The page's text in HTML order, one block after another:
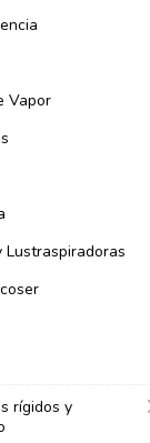
Vapor
Lustraspiradoras
rígidos y